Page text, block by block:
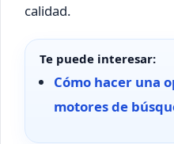
calidad.
Te puede interesar:
Cómo hacer una
motores de